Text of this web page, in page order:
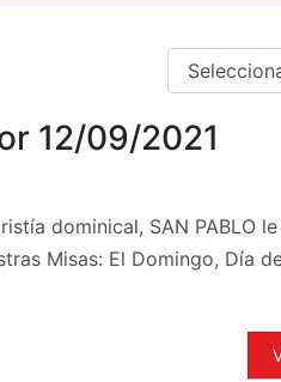
12/09/2021
dominical, SAN PABLO
Misas: El Domingo, Día